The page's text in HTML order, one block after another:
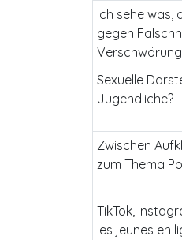
Ich sehe was,
gegen
Sexuelle
Jugendliche?
Zwischen
zum Thema
TikTok,
les jeunes en